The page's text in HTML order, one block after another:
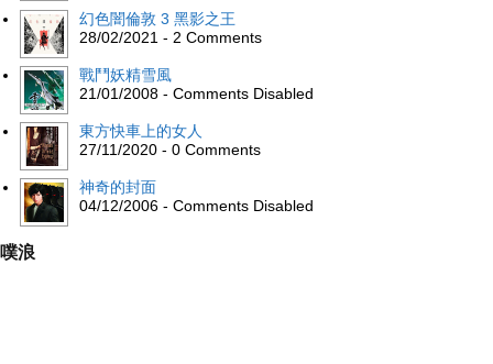
幻色闇倫敦 3 黑影之王
28/02/2021 - 2 Comments
戰鬥妖精雪風
21/01/2008 - Comments Disabled
東方快車上的女人
27/11/2020 - 0 Comments
神奇的封面
04/12/2006 - Comments Disabled
噗浪